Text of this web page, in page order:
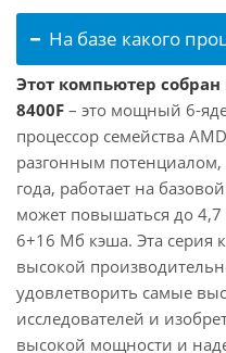
На базе какого
Этот компьютер собран
8400F – это мощный 6-
процессор семейства
разгонным
года, работает на
может повышаться до
6+16 Мб кэша. Эта серия
высокой
удовлетворить самые
исследователей и
высокой мощности и